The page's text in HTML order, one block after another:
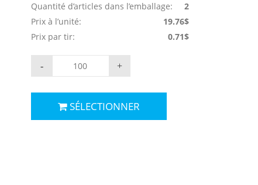
Quantité d’articles dans l’emballage:
2
Prix à l’unité:
19.76$
Prix par tir:
0.71$
+
-
SÉLECTIONNER